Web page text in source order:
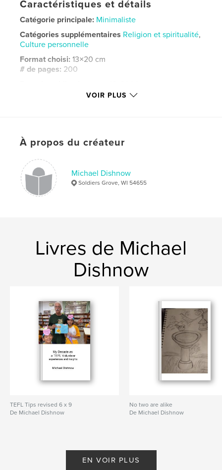
Caractéristiques et détails
Catégorie principale: Minimaliste
Catégories supplémentaires Religion et spiritualité,
Culture personnelle
Format choisi:13×20 cm
# de pages: 200
everyday work
VOIR PLUS
À propos du créateur
Michael Dishnow
Soldiers Grove, WI 54655
Livres de Michael
Dishnow
TEFL Tips revised 6 x 9
De Michael Dishnow
No two are alike
De Michael Dishnow
EN VOIR PLUS